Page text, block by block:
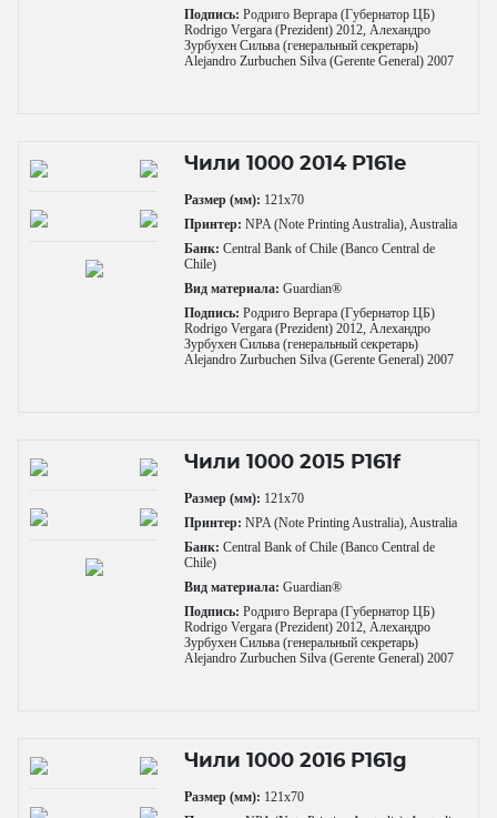
Подпись: Родриго Вергара (Губернатор ЦБ)
Rodrigo Vergara (Prezident) 2012, Алехандро
Зурбухен Сильва (генеральный секретарь)
Alejandro Zurbuchen Silva (Gerente General) 2007
Чили 1000 2014 P161e
Размер (мм): 121x70
Принтер: NPA (Note Printing Australia), Australia
Банк: Central Bank of Chile (Banco Central de
Chile)
Вид материала: Guardian®
Подпись: Родриго Вергара (Губернатор ЦБ)
Rodrigo Vergara (Prezident) 2012, Алехандро
Зурбухен Сильва (генеральный секретарь)
Alejandro Zurbuchen Silva (Gerente General) 2007
Чили 1000 2015 P161f
Размер (мм): 121x70
Принтер: NPA (Note Printing Australia), Australia
Банк: Central Bank of Chile (Banco Central de
Chile)
Вид материала: Guardian®
Подпись: Родриго Вергара (Губернатор ЦБ)
Rodrigo Vergara (Prezident) 2012, Алехандро
Зурбухен Сильва (генеральный секретарь)
Alejandro Zurbuchen Silva (Gerente General) 2007
Чили 1000 2016 P161g
Размер (мм): 121x70